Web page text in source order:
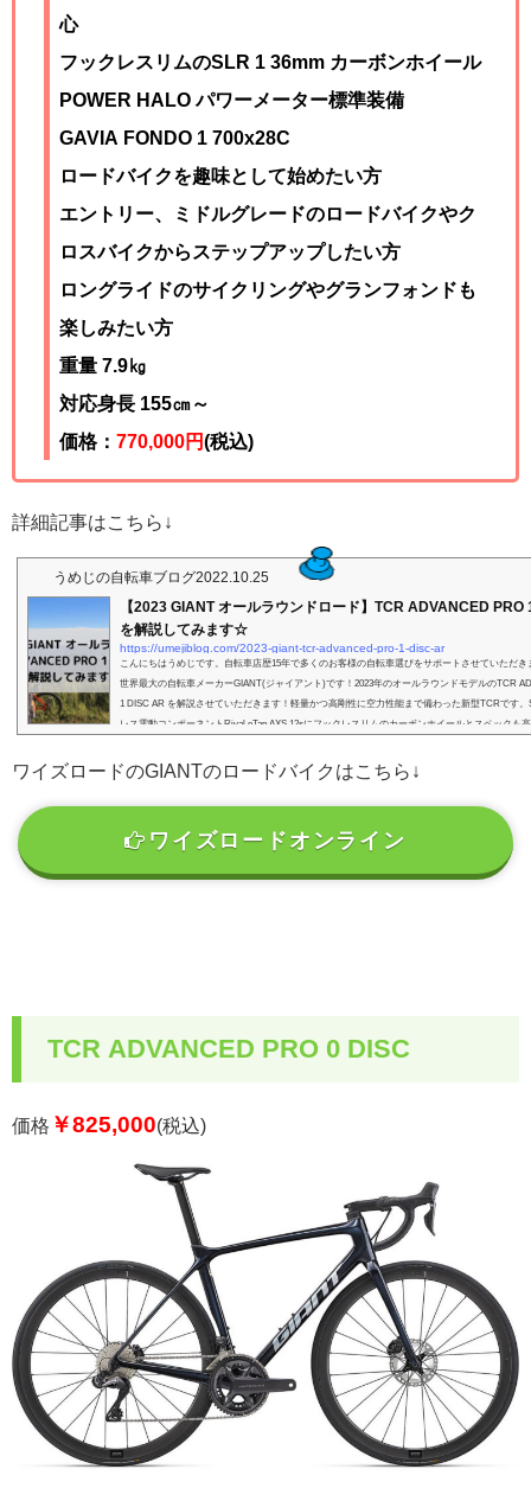
心
フックレスリムのSLR 1 36mm カーボンホイール
POWER HALO パワーメーター標準装備
GAVIA FONDO 1 700x28C
ロードバイクを趣味として始めたい方
エントリー、ミドルグレードのロードバイクやク
ロスバイクからステップアップしたい方
ロングライドのサイクリングやグランフォンドも
楽しみたい方
重量 7.9㎏
対応身長 155㎝～
価格： 770,000円(税込)
詳細記事はこちら↓
うめじの自転車ブログ2022.10.25
【2023 GIANT オールラウンドロード】TCR ADVANCED PRO
を解説してみます☆
https://umejiblog.com/2023-giant-tcr-advanced-pro-1-disc-ar
こんにちはうめじです。自転車店歴15年で多くのお客様の自転車選びをサポートさせていただき
世界最大の自転車メーカーGIANT(ジャイアント)です！2023年のオールラウンドモデルのTCR
1 DISC AR を解説させていただきます！軽量かつ高剛性に空力性能まで備わった新型TCRです。
レス電動コンポーネントRival eTap AXS 12sにフックレスリムのカーボンホイールとスペックも
た...
ワイズロードのGIANTのロードバイクはこちら↓
ワイズロードオンライン
TCR ADVANCED PRO 0 DISC
価格 ￥825,000(税込)